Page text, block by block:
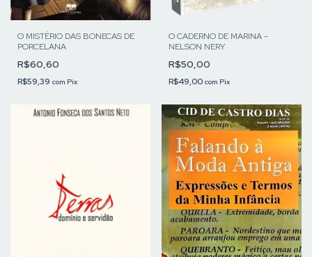
O MISTÉRIO DAS BONECAS DE
PORCELANA
R$60,60
R$59,39 com Pix
O CADERNO DE MARINA -
NELSON NERY
R$50,00
R$49,00 com Pix